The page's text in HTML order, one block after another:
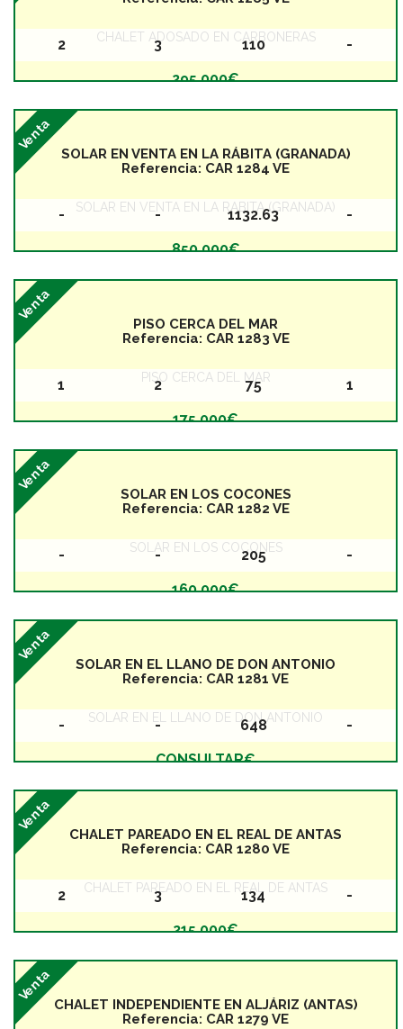
CHALET ADOSADO EN CARBONERAS
295.000€
2 3 110
Superficie
-
SOLAR EN VENTA EN LA RÁBITA (GRANADA)
Referencia: CAR 1284 VE
SOLAR EN VENTA EN LA RÁBITA (GRANADA)
Venta
850.000€
- -
Dormitorios
1132.63
Superficie
-
PISO CERCA DEL MAR
Referencia: CAR 1283 VE
PISO CERCA DEL MAR
Venta
175.000€
1 2 75
Superficie
1
SOLAR EN LOS COCONES
Referencia: CAR 1282 VE
SOLAR EN LOS COCONES
Venta
160.000€
- -
Dormitorios
205
Superficie
-
SOLAR EN EL LLANO DE DON ANTONIO
Referencia: CAR 1281 VE
SOLAR EN EL LLANO DE DON ANTONIO
Venta
CONSULTAR€
- -
Dormitorios
648
Superficie
-
CHALET PAREADO EN EL REAL DE ANTAS
Referencia: CAR 1280 VE
CHALET PAREADO EN EL REAL DE ANTAS
Venta
215.000€
2 3 134
Superficie
-
CHALET INDEPENDIENTE EN ALJÁRIZ (ANTAS)
Referencia: CAR 1279 VE
Venta